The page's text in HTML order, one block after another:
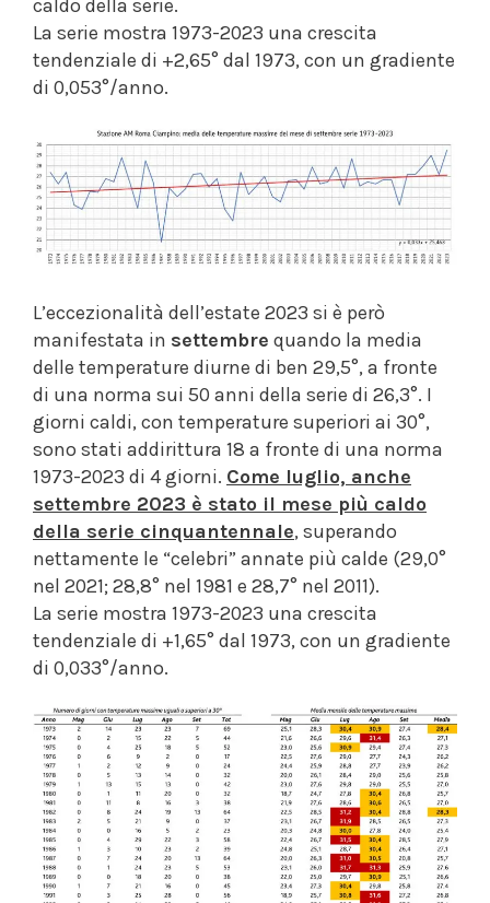
caldo della serie.
La serie mostra 1973-2023 una crescita
tendenziale di +2,65° dal 1973, con un gradiente
di 0,053°/anno.
L’eccezionalità dell’estate 2023 si è però
manifestata in settembre quando la media
delle temperature diurne di ben 29,5°, a fronte
di una norma sui 50 anni della serie di 26,3°. I
giorni caldi, con temperature superiori ai 30°,
sono stati addirittura 18 a fronte di una norma
1973-2023 di 4 giorni. Come luglio, anche
settembre 2023 è stato il mese più caldo
della serie cinquantennale, superando
nettamente le “celebri” annate più calde (29,0°
nel 2021; 28,8° nel 1981 e 28,7° nel 2011).
La serie mostra 1973-2023 una crescita
tendenziale di +1,65° dal 1973, con un gradiente
di 0,033°/anno.